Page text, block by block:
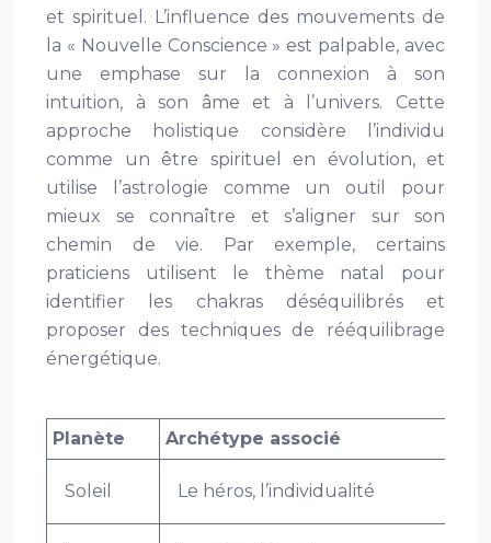
et spirituel. L’influence des mouvements de
la « Nouvelle Conscience » est palpable, avec
une emphase sur la connexion à son
intuition, à son âme et à l’univers. Cette
approche holistique considère l’individu
comme un être spirituel en évolution, et
utilise l’astrologie comme un outil pour
mieux se connaître et s’aligner sur son
chemin de vie. Par exemple, certains
praticiens utilisent le thème natal pour
identifier les chakras déséquilibrés et
proposer des techniques de rééquilibrage
énergétique.
Planète Archétype associé
Soleil Le héros, l’individualité